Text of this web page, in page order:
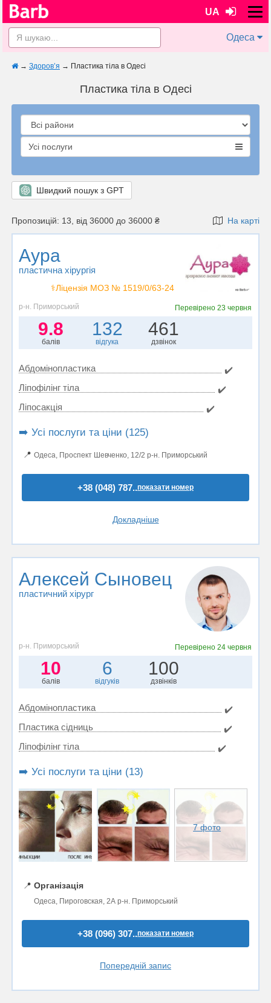
UA
Одеса
→ Здоров’я → Пластика тіла в Одесі
Пластика тіла в Одесі
Усі послуги
Швидкий пошук з GPT
Пропозицій: 13, від 36000 до 36000 ₴ На карті
Аура
пластична хірургія
⚕️Ліцензія МОЗ № 1519/0/63-24
р-н. Приморський Перевірено23 червня
9.8
балів
132
відгука
461
дзвінок
Абдомінопластика
✔️
Ліпофілінг тіла
✔️
Ліпосакція
✔️
➡️ Усі послуги та ціни (125)
📍 Одеса, Проспект Шевченко, 12/2 р-н. Приморський
+38 (048) 787..показати номер
Докладніше
Алексей Сыновец
пластичний хірург
р-н. Приморський Перевірено24 червня
10
балів
6
відгуків
100
дзвінків
Абдомінопластика
✔️
Пластика сідниць
✔️
Ліпофілінг тіла
✔️
➡️ Усі послуги та ціни (13)
7 фото
📍 Організація
Одеса, Пироговская, 2А р-н. Приморський
+38 (096) 307..показати номер
Попередній запис